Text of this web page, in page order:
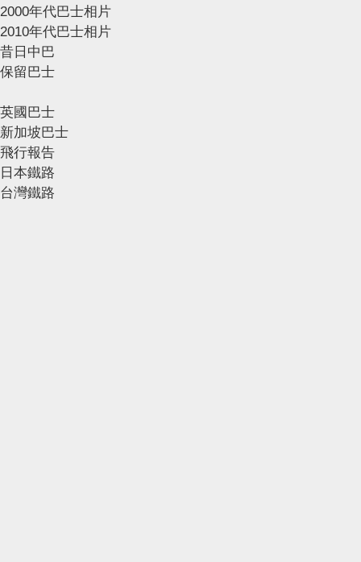
2000年代巴士相片
2010年代巴士相片
昔日中巴
保留巴士
英國巴士
新加坡巴士
飛行報告
日本鐵路
台灣鐵路